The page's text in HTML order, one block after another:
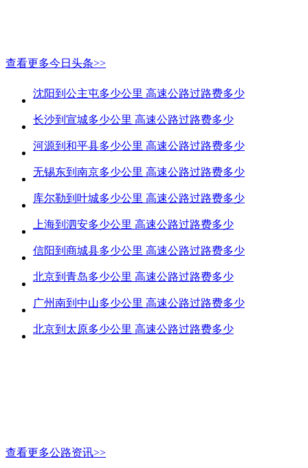
查看更多今日头条>>
沈阳到公主屯多少公里 高速公路过路费多少
长沙到宣城多少公里 高速公路过路费多少
河源到和平县多少公里 高速公路过路费多少
无锡东到南京多少公里 高速公路过路费多少
库尔勒到叶城多少公里 高速公路过路费多少
上海到泗安多少公里 高速公路过路费多少
信阳到商城县多少公里 高速公路过路费多少
北京到青岛多少公里 高速公路过路费多少
广州南到中山多少公里 高速公路过路费多少
北京到太原多少公里 高速公路过路费多少
查看更多公路资讯>>